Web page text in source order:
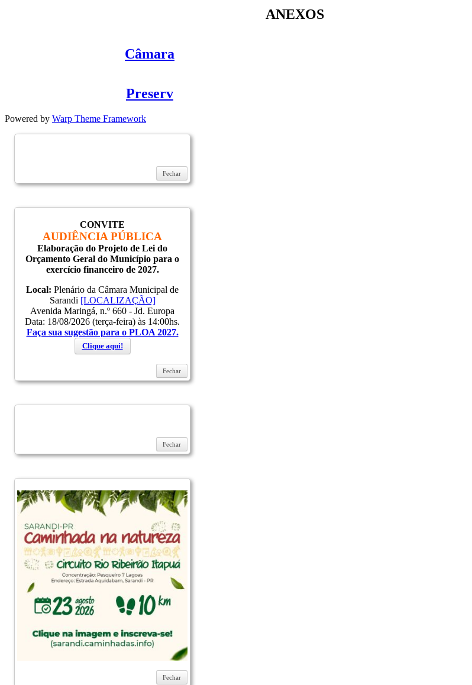
ANEXOS
Câmara
Preserv
Powered by Warp Theme Framework
Fechar
CONVITE
AUDIÊNCIA PÚBLICA
Elaboração do Projeto de Lei do
Orçamento Geral do Município para o
exercício financeiro de 2027.
Local: Plenário da Câmara Municipal de
Sarandi [LOCALIZAÇÃO]
Avenida Maringá, n.º 660 - Jd. Europa
Data: 18/08/2026 (terça-feira) às 14:00hs.
Faça sua sugestão para o PLOA 2027.
Clique aqui!
Fechar
Fechar
Fechar